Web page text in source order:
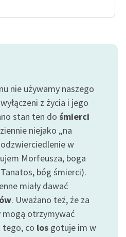
nie używamy naszego
z życia i jego
stan ten do śmierci
niejako „na
w
Morfeusza, boga
bóg śmierci).
miały dawać
. Uważano też, że za
mogą otrzymywać
co los gotuje im w